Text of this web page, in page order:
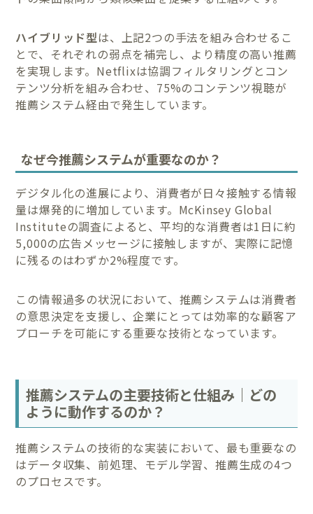
ハイブリッド型は、上記2つの手法を組み合わせるこ
とで、それぞれの弱点を補完し、より精度の高い推薦
を実現します。Netflixは協調フィルタリングとコン
テンツ分析を組み合わせ、75%のコンテンツ視聴が
推薦システム経由で発生しています。
なぜ今推薦システムが重要なのか？
デジタル化の進展により、消費者が日々接触する情報
量は爆発的に増加しています。McKinsey Global
Instituteの調査によると、平均的な消費者は1日に約
5,000の広告メッセージに接触しますが、実際に記憶
に残るのはわずか2%程度です。
この情報過多の状況において、推薦システムは消費者
の意思決定を支援し、企業にとっては効率的な顧客ア
プローチを可能にする重要な技術となっています。
推薦システムの主要技術と仕組み｜どの
ように動作するのか？
推薦システムの技術的な実装において、最も重要なの
はデータ収集、前処理、モデル学習、推薦生成の4つ
のプロセスです。